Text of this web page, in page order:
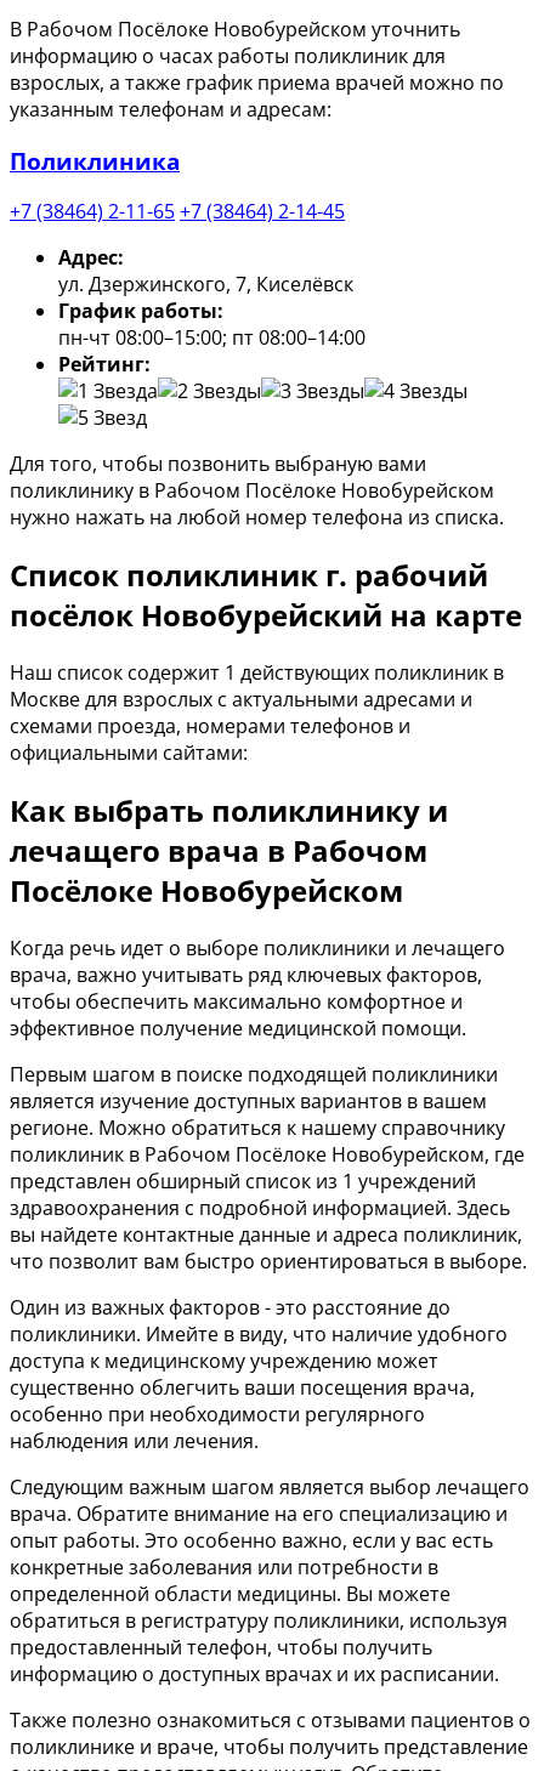
В Рабочом Посёлоке Новобурейском уточнить
информацию о часах работы поликлиник для
взрослых, а также график приема врачей можно по
указанным телефонам и адресам:
Поликлиника
+7 (38464) 2-11-65+7 (38464) 2-14-45
Адрес:
ул. Дзержинского, 7, Киселёвск
График работы:
пн-чт 08:00–15:00; пт 08:00–14:00
Рейтинг:
Для того, чтобы позвонить выбраную вами
поликлинику в Рабочом Посёлоке Новобурейском
нужно нажать на любой номер телефона из списка.
Список поликлиник г. рабочий
посёлок Новобурейский на карте
Наш список содержит 1 действующих поликлиник в
Москве для взрослых с актуальными адресами и
схемами проезда, номерами телефонов и
официальными сайтами:
Как выбрать поликлинику и
лечащего врача в Рабочом
Посёлоке Новобурейском
Когда речь идет о выборе поликлиники и лечащего
врача, важно учитывать ряд ключевых факторов,
чтобы обеспечить максимально комфортное и
эффективное получение медицинской помощи.
Первым шагом в поиске подходящей поликлиники
является изучение доступных вариантов в вашем
регионе. Можно обратиться к нашему справочнику
поликлиник в Рабочом Посёлоке Новобурейском, где
представлен обширный список из 1 учреждений
здравоохранения с подробной информацией. Здесь
вы найдете контактные данные и адреса поликлиник,
что позволит вам быстро ориентироваться в выборе.
Один из важных факторов - это расстояние до
поликлиники. Имейте в виду, что наличие удобного
доступа к медицинскому учреждению может
существенно облегчить ваши посещения врача,
особенно при необходимости регулярного
наблюдения или лечения.
Следующим важным шагом является выбор лечащего
врача. Обратите внимание на его специализацию и
опыт работы. Это особенно важно, если у вас есть
конкретные заболевания или потребности в
определенной области медицины. Вы можете
обратиться в регистратуру поликлиники, используя
предоставленный телефон, чтобы получить
информацию о доступных врачах и их расписании.
Также полезно ознакомиться с отзывами пациентов о
поликлинике и враче, чтобы получить представление